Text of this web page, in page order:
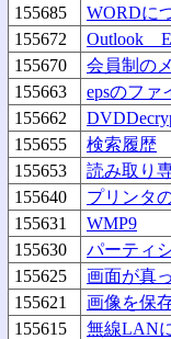
155685
WORDに
155672
Outlook
155670
会員制の
155663
epsのファ
155662
155655
検索履歴
155653
読み取り
155640
プリンタ
155631
WMP9
155630
パーティ
155625
画面が真
155621
画像を保
155615
無線LAN